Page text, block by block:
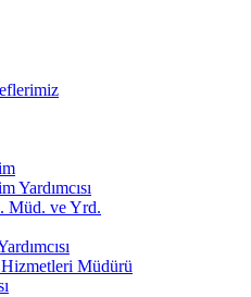
Yardımcısı
Müd. ve Yrd.
Hizmetleri Müdürü